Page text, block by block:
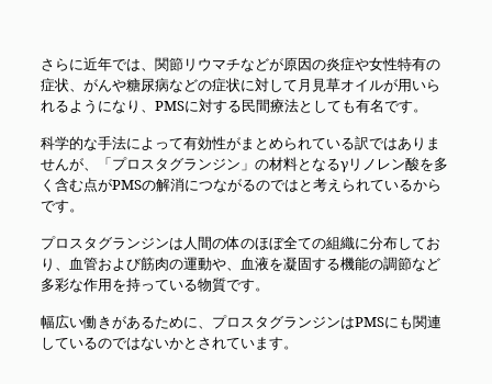
さらに近年では、関節リウマチなどが原因の炎症や女性特有の
症状、がんや糖尿病などの症状に対して月見草オイルが用いら
れるようになり、PMSに対する民間療法としても有名です。
科学的な手法によって有効性がまとめられている訳ではありま
せんが、「プロスタグランジン」の材料となるγリノレン酸を多
く含む点がPMSの解消につながるのではと考えられているから
です。
プロスタグランジンは人間の体のほぼ全ての組織に分布してお
り、血管および筋肉の運動や、血液を凝固する機能の調節など
多彩な作用を持っている物質です。
幅広い働きがあるために、プロスタグランジンはPMSにも関連
しているのではないかとされています。